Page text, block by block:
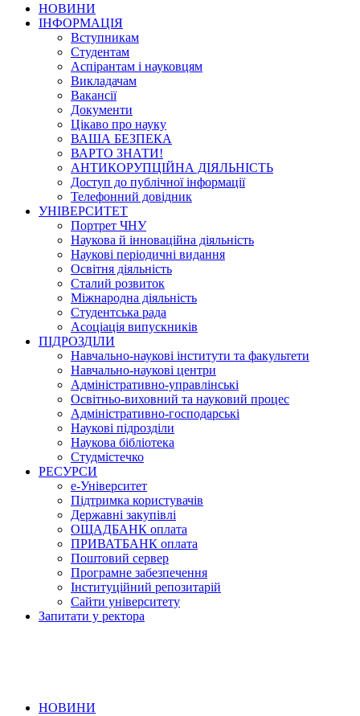
НОВИНИ
ІНФОРМАЦІЯ
Вступникам
Студентам
Аспірантам і науковцям
Викладачам
Вакансії
Документи
Цікаво про науку
ВАША БЕЗПЕКА
ВАРТО ЗНАТИ!
АНТИКОРУПЦІЙНА ДІЯЛЬНІСТЬ
Доступ до публічної інформації
Телефонний довідник
УНІВЕРСИТЕТ
Портрет ЧНУ
Наукова й інноваційна діяльність
Наукові періодичні видання
Освітня діяльність
Сталий розвиток
Міжнародна діяльність
Студентська рада
Асоціація випускників
ПІДРОЗДІЛИ
Навчально-наукові інститути та факультети
Навчально-наукові центри
Адміністративно-управлінські
Освітньо-виховний та науковий процес
Адміністративно-господарські
Наукові підрозділи
Наукова бібліотека
Студмістечко
РЕСУРСИ
е-Університет
Підтримка користувачів
Державні закупівлі
ОЩАДБАНК оплата
ПРИВАТБАНК оплата
Поштовий сервер
Програмне забезпечення
Інституційний репозитарій
Сайти університету
Запитати у ректора
НОВИНИ